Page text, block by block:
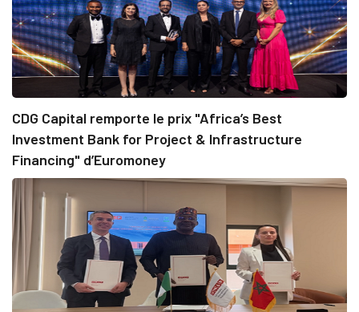
CDG Capital remporte le prix "Africa’s Best
Investment Bank for Project & Infrastructure
Financing" d’Euromoney